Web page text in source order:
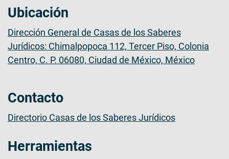
Ubicación
Dirección General de Casas de los Saberes
Jurídicos: Chimalpopoca 112, Tercer Piso, Colonia
Centro, C. P. 06080, Ciudad de México, México
Contacto
Directorio Casas de los Saberes Jurídicos
Herramientas